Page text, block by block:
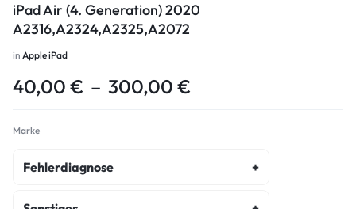
iPad Air (4. Generation) 2020
A2316,A2324,A2325,A2072
in Apple iPad
40,00 € – 300,00 €
Marke
Fehlerdiagnose
fehlerdiagnose